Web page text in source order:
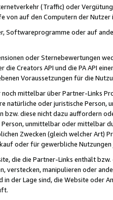
(Traffic) oder
von auf den Computern der
Softwareprogramme oder auf
oder Sternebewertungen
die Creators API und die PA API
Voraussetzungen für die
mittelbar über Partner-Links
natürliche oder juristische
bzw. diese nicht dazu auffordern
unmittelbar oder mittelbar
Zwecken (gleich welcher Art)
oder für gewerbliche
die die Partner-Links enthält
verstecken, manipulieren oder
in der Lage sind, die Website oder